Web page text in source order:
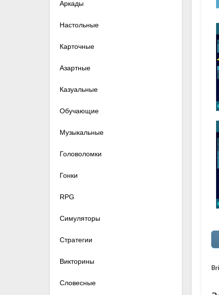
Аркады
Настольные
Карточные
Азартные
Казуальные
Обучающие
Музыкальные
Головоломки
Гонки
RPG
Симуляторы
Стратегии
Викторины
Словесные